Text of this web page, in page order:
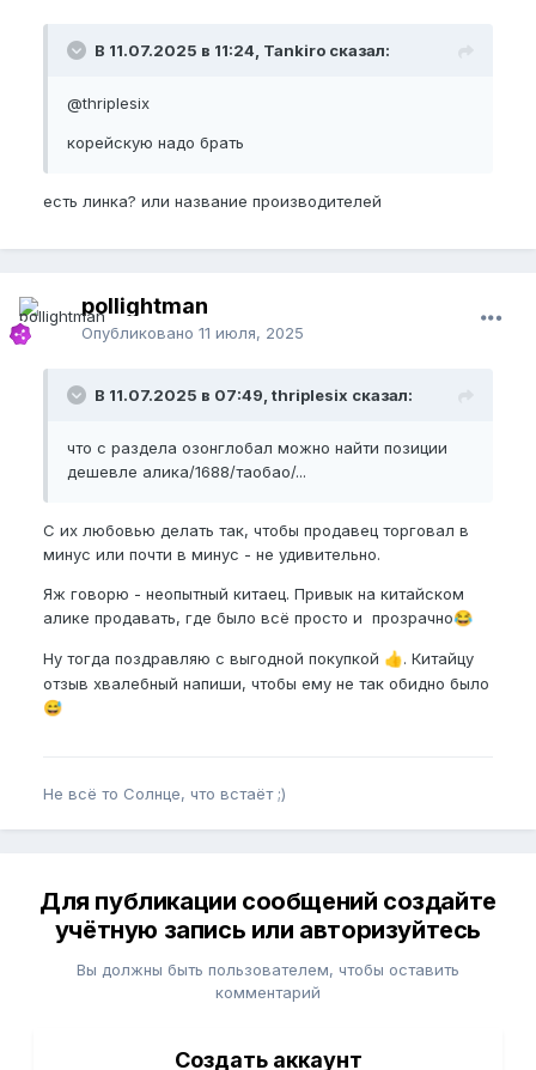
В 11.07.2025 в 11:24, Tankiro сказал:
@thriplesix
корейскую надо брать
есть линка? или название производителей
pollightman
Опубликовано 11 июля, 2025
В 11.07.2025 в 07:49, thriplesix сказал:
что с раздела озонглобал можно найти позиции
дешевле алика/1688/таобао/...
С их любовью делать так, чтобы продавец торговал в
минус или почти в минус - не удивительно.
Яж говорю - неопытный китаец. Привык на китайском
алике продавать, где было всё просто и прозрачно😂
Ну тогда поздравляю с выгодной покупкой 👍. Китайцу
отзыв хвалебный напиши, чтобы ему не так обидно было
😅
Не всё то Солнце, что встаёт ;)
Для публикации сообщений создайте
учётную запись или авторизуйтесь
Вы должны быть пользователем, чтобы оставить
комментарий
Создать аккаунт